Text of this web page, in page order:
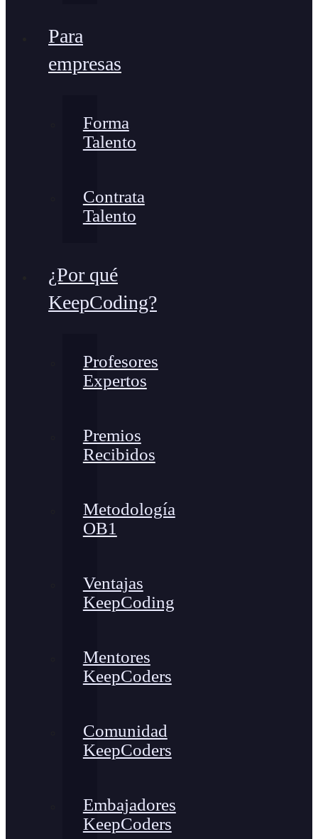
Para
empresas
Forma
Talento
Contrata
Talento
¿Por qué
KeepCoding?
Profesores
Expertos
Premios
Recibidos
Metodología
OB1
Ventajas
KeepCoding
Mentores
KeepCoders
Comunidad
KeepCoders
Embajadores
KeepCoders